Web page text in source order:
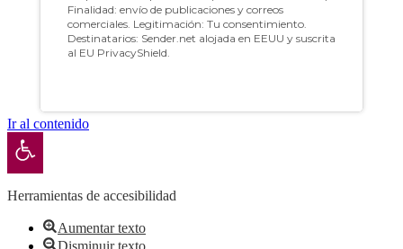
Ir al contenido
Abrir barra de herramientas
Herramientas de accesibilidad
Aumentar texto